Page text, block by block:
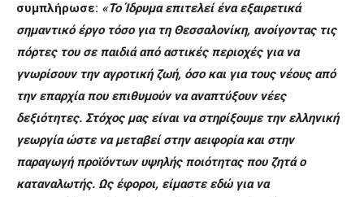
συμπλήρωσε: «Το Ίδρυμα επιτελεί ένα εξαιρετικά
σημαντικό έργο τόσο για τη Θεσσαλονίκη, ανοίγοντας τις
πόρτες του σε παιδιά από αστικές περιοχές για να
γνωρίσουν την αγροτική ζωή, όσο και για τους νέους από
την επαρχία που επιθυμούν να αναπτύξουν νέες
δεξιότητες. Στόχος μας είναι να στηρίξουμε την ελληνική
γεωργία ώστε να μεταβεί στην αειφορία και στην
παραγωγή προϊόντων υψηλής ποιότητας που ζητά ο
καταναλωτής. Ως έφοροι, είμαστε εδώ για να